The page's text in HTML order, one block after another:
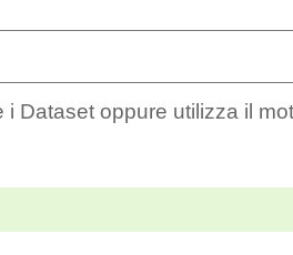
Dataset oppure utilizza il